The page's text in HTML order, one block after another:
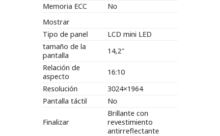
Memoria ECC
No
Mostrar
Tipo de panel
LCD mini LED
tamaño de la
pantalla
14,2″
Relación de
aspecto
16:10
Resolución
3024×1964
Pantalla táctil
No
Finalizar
Brillante con
revestimiento
antirreflectante